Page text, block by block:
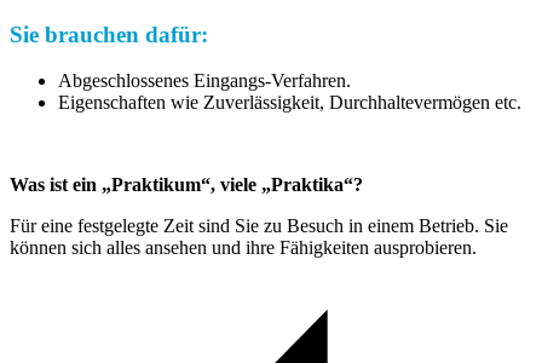
Sie brauchen dafür:
Abgeschlossenes Eingangs-Verfahren.
Eigenschaften wie Zuverlässigkeit, Durchhaltevermögen etc.
Was ist ein „Praktikum“, viele „Praktika“?
Für eine festgelegte Zeit sind Sie zu Besuch in einem Betrieb. Sie
können sich alles ansehen und ihre Fähigkeiten ausprobieren.